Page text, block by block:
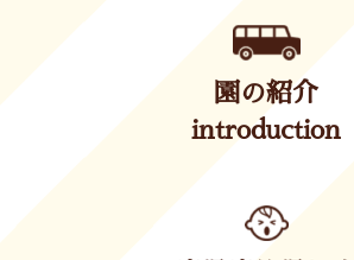
園の紹介
introduction